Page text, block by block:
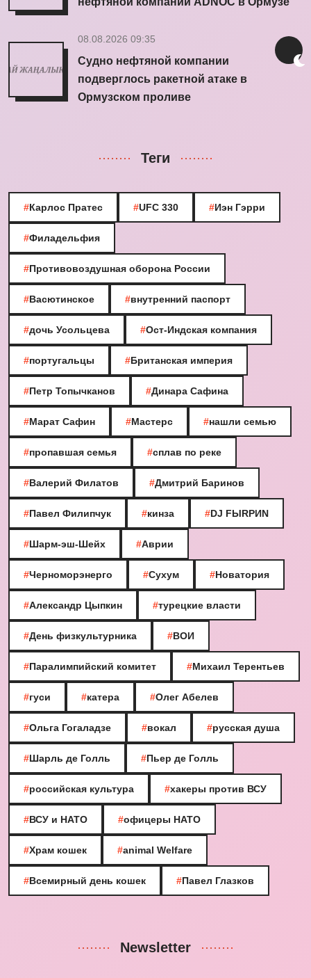
08.08.2026 09:35
Судно нефтяной компании
подверглось ракетной атаке в
Ормузском проливе
Теги
#Карлос Пратес #UFC 330 #Иэн Гэрри
#Филадельфия
#Противовоздушная оборона России
#Васютинское #внутренний паспорт
#дочь Усольцева #Ост-Индская компания
#португальцы #Британская империя
#Петр Топычканов #Динара Сафина
#Марат Сафин #Мастерс #нашли семью
#пропавшая семья #сплав по реке
#Валерий Филатов #Дмитрий Баринов
#Павел Филипчук #кинза #DJ FЫRРИN
#Шарм-эш-Шейх #Аврии
#Черноморэнерго #Сухум #Новатория
#Александр Цыпкин #турецкие власти
#День физкультурника #ВОИ
#Паралимпийский комитет #Михаил Терентьев
#гуси #катера #Олег Абелев
#Ольга Гогаладзе #вокал #русская душа
#Шарль де Голль #Пьер де Голль
#российская культура #хакеры против ВСУ
#ВСУ и НАТО #офицеры НАТО
#Храм кошек #animal Welfare
#Всемирный день кошек #Павел Глазков
Newsletter